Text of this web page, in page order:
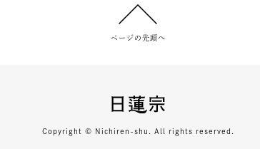
ページの先頭へ
Copyright © Nichiren-shu. All rights reserved.